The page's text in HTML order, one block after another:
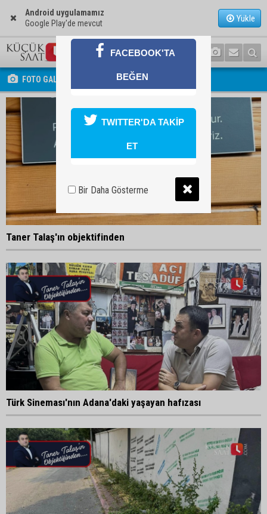
Android uygulamamız
Google Play'de mevcut
Yükle
FOTO GALERİ
Taner Talaş'ın objektifinden
Türk Sineması'nın Adana'daki yaşayan hafızası
FACEBOOK'TA
BEĞEN
TWITTER'DA TAKİP
ET
Bir Daha Gösterme